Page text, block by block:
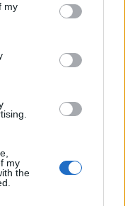
my
my
the
свят ще бъде